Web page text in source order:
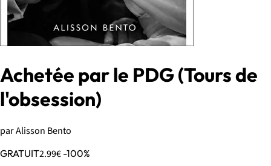
Achetée par le PDG (Tours de
l'obsession)
par Alisson Bento
GRATUIT2.99€ -100%